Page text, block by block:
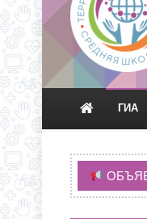
ГИА